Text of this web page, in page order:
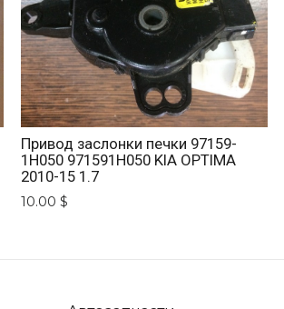
Привод заслонки печки 97159-
1H050 971591H050 KIA OPTIMA
2010-15 1.7
10.00 $